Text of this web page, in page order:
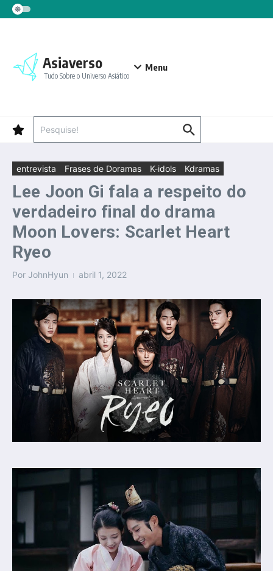
Ir para o conteúdo
Asiaverso
Tudo Sobre o Universo Asiático
Menu
entrevista Frases de Doramas K-idols Kdramas
Lee Joon Gi fala a respeito do
verdadeiro final do drama
Moon Lovers: Scarlet Heart
Ryeo
Por JohnHyun abril 1, 2022